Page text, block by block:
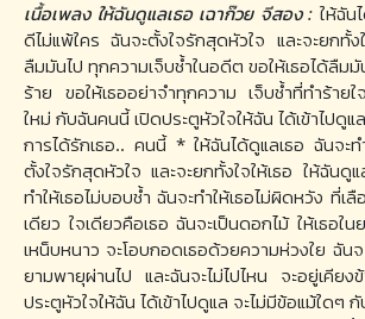
เนื้อเพลง ให้ฉันดูแลเธอ เฉาก๊วย จีสอง : ให้ฉัน
ดีไม่แพ้ใคร ฉันจะตั้งใจรักสุดหัวใจ และจะยกทั้ง
ลืมมันไป ทุกความเจ็บช้ำในอดีต ขอให้เธอได้ลืม
ร้าย ขอให้เธออย่าจำทุกความ เจ็บช้ำที่ทำร้ายใ
ใหม่ กับฉันคนนี้ เปิดประตูหัวใจให้ฉัน ได้เข้าไปดูแ
การได้รักเธอ.. คนนี้ * ให้ฉันได้ดูแลเธอ ฉันจะท
ตั้งใจรักสุดหัวใจ และจะยกทั้งใจให้เธอ ให้ฉันดู
ทำให้เธอไม่บอบช้ำ ฉันจะทำให้เธอไม่ผิดหวัง ที่
เดียว ใจเดียวคือเธอ ฉันจะเป็นดอกไม้ ให้เธอใน
เหน็บหนาว จะโอบกอดเธอด้วยความห่วงใย ฉันจ
ยามพายุผ่านไป และฉันจะไม่ไปไหน จะอยู่เคียง
ประตูหัวใจให้ฉัน ได้เข้าไปดูแล จะไม่มีข้อแม้ใดๆ